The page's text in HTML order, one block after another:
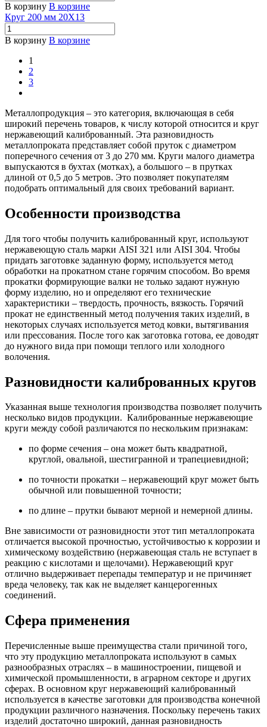
В корзину В корзине
Круг 200 мм 20Х13
В корзину В корзине
1
2
3
Металлопродукция – это категория, включающая в себя
широкий перечень товаров, к числу которой относится и круг
нержавеющий калиброванный. Эта разновидность
металлопроката представляет собой пруток с диаметром
поперечного сечения от 3 до 270 мм. Круги малого диаметра
выпускаются в бухтах (мотках), а большого – в прутках
длиной от 0,5 до 5 метров. Это позволяет покупателям
подобрать оптимальный для своих требований вариант.
Особенности производства
Для того чтобы получить калиброванный круг, используют
нержавеющую сталь марки AISI 321 или AISI 304. Чтобы
придать заготовке заданную форму, используется метод
обработки на прокатном стане горячим способом. Во время
прокатки формирующие валки не только задают нужную
форму изделию, но и определяют его технические
характеристики – твердость, прочность, вязкость. Горячий
прокат не единственный метод получения таких изделий, в
некоторых случаях используется метод ковки, вытягивания
или прессования. После того как заготовка готова, ее доводят
до нужного вида при помощи теплого или холодного
волочения.
Разновидности калиброванных кругов
Указанная выше технология производства позволяет получить
несколько видов продукции. Калиброванные нержавеющие
круги между собой различаются по нескольким признакам:
по форме сечения – она может быть квадратной,
круглой, овальной, шестигранной и трапециевидной;
по точности прокатки – нержавеющий круг может быть
обычной или повышенной точности;
по длине – прутки бывают мерной и немерной длины.
Вне зависимости от разновидности этот тип металлопроката
отличается высокой прочностью, устойчивостью к коррозии и
химическому воздействию (нержавеющая сталь не вступает в
реакцию с кислотами и щелочами). Нержавеющий круг
отлично выдерживает перепады температур и не причиняет
вреда человеку, так как не выделяет канцерогенных
соединений.
Сфера применения
Перечисленные выше преимущества стали причиной того,
что эту продукцию металлопроката используют в самых
разнообразных отраслях – в машиностроении, пищевой и
химической промышленности, в аграрном секторе и других
сферах. В основном круг нержавеющий калиброванный
используется в качестве заготовки для производства конечной
продукции различного назначения. Поскольку перечень таких
изделий достаточно широкий, данная разновидность